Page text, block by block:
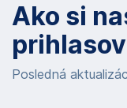
Ako si
Posledná